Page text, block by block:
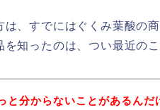
、すでにはぐくみ葉酸の
知ったのは、つい最近の
と分からないことがあるんだ